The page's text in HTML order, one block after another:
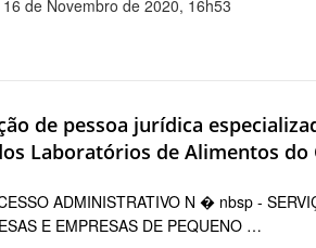
de Novembro de 2020, 16h53
de pessoa jurídica
Laboratórios de Alimentos do
ADMINISTRATIVO N � nbsp -
E EMPRESAS DE PEQUENO …